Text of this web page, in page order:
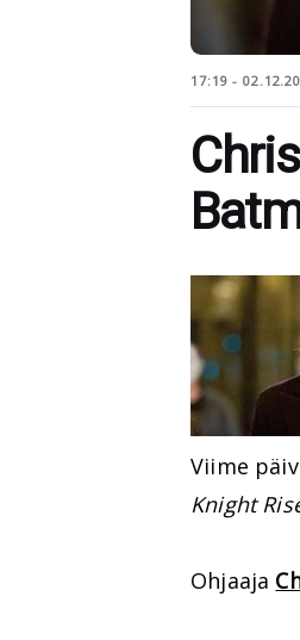
17:19 -
Viime
Knight
Ohjaaja